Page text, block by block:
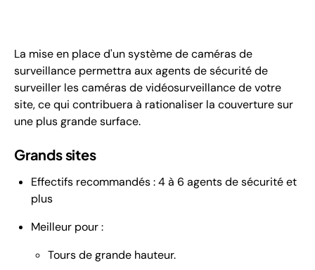
La mise en place d'un système de caméras de
surveillance permettra aux agents de sécurité de
surveiller les caméras de vidéosurveillance de votre
site, ce qui contribuera à rationaliser la couverture sur
une plus grande surface.
Grands sites
Effectifs recommandés : 4 à 6 agents de sécurité et
plus
Meilleur pour :
Tours de grande hauteur.